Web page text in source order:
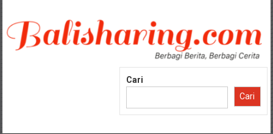
konten
Cari
Cari